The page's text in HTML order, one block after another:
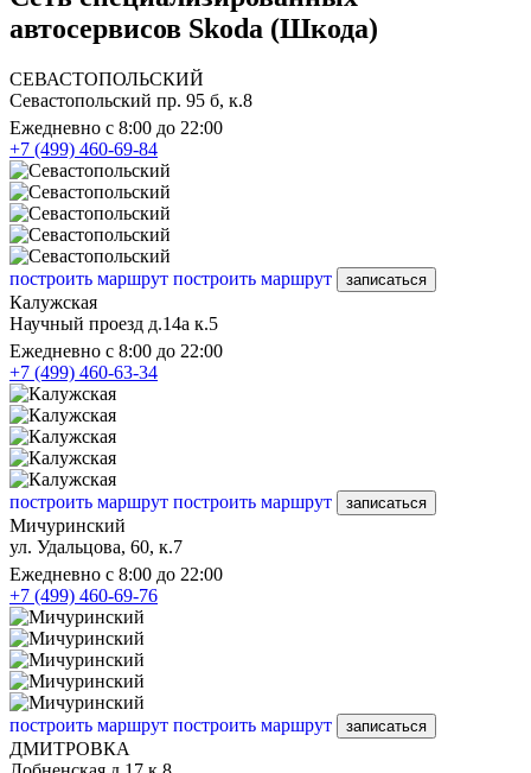
автосервисов Skoda (Шкода)
СЕВАСТОПОЛЬСКИЙ
Севастопольский пр. 95 б, к.8
Ежедневно с 8:00 до 22:00
+7 (499) 460-69-84
построить маршрут построить маршрут записаться
Калужская
Научный проезд д.14а к.5
Ежедневно с 8:00 до 22:00
+7 (499) 460-63-34
построить маршрут построить маршрут записаться
Мичуринский
ул. Удальцова, 60, к.7
Ежедневно с 8:00 до 22:00
+7 (499) 460-69-76
построить маршрут построить маршрут записаться
ДМИТРОВКА